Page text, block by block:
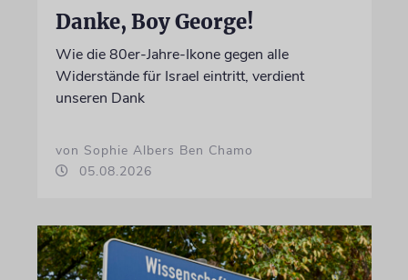
Danke, Boy George!
Wie die 80er-Jahre-Ikone gegen alle
Widerstände für Israel eintritt, verdient
unseren Dank
von Sophie Albers Ben Chamo
05.08.2026